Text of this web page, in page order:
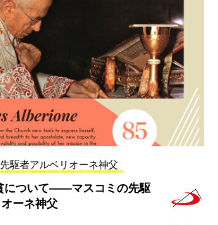
駆者アルベリオーネ神父
について――マスコミの先駆
ーネ神父